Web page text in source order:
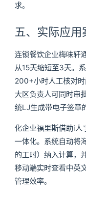
求。
五、实际应用
连锁餐饮企业梅味轩
从15天缩短至3天。
200+小时人工核对时
大区负责人可同时审
统LJ生成带电子签章
化企业福里斯借助i人
一体化。系统自动将
的工时）纳入计算，
移动端实时查看中英
管理效率。